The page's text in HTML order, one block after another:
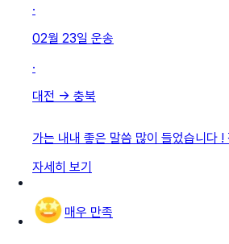
·
02월 23일 운송
·
대전 → 충북
가는 내내 좋은 말씀 많이 들었습니다
자세히 보기
매우 만족